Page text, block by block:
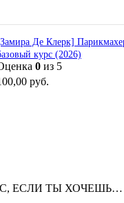
Де Клерк]
курс (2026)
0 из 5
руб.
ЕСЛИ ТЫ ХОЧЕШЬ…